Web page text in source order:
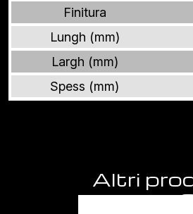
Finitura
Lungh (mm)
Largh (mm)
Spess (mm)
Altri